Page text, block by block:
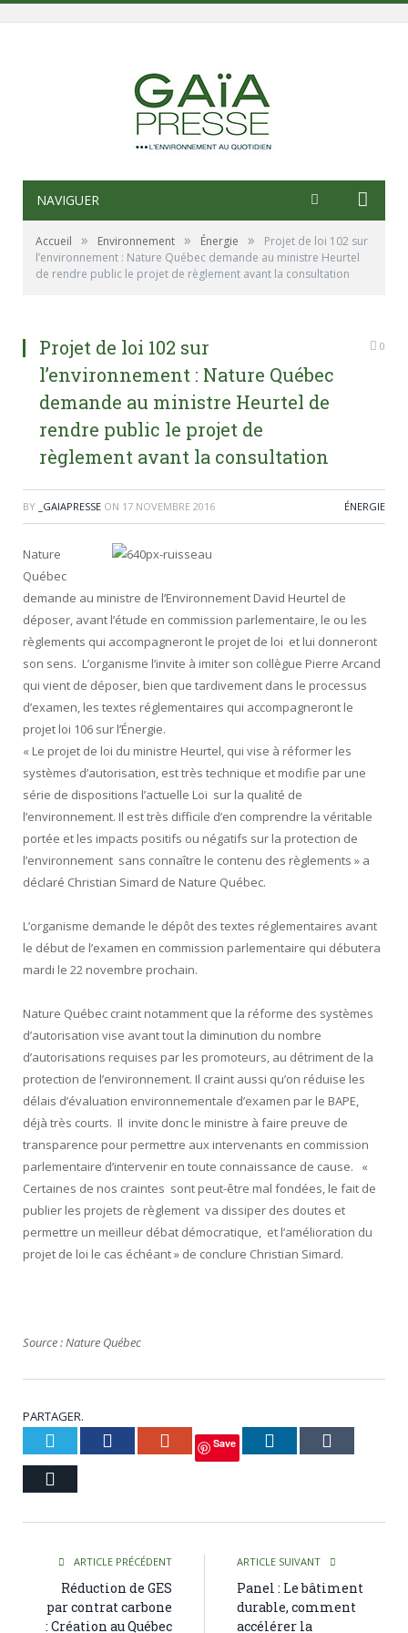
NAVIGUER
Accueil » Environnement » Énergie »
Projet de loi 102 sur
l’environnement : Nature Québec demande au ministre Heurtel
de rendre public le projet de règlement avant la consultation
Projet de loi 102 sur
l’environnement : Nature Québec
demande au ministre Heurtel de
rendre public le projet de
règlement avant la consultation
0
BY _GAIAPRESSE ON 17 NOVEMBRE 2016 ÉNERGIE
Nature
Québec
demande au ministre de l’Environnement David Heurtel de
déposer, avant l’étude en commission parlementaire, le ou les
règlements qui accompagneront le projet de loi et lui donneront
son sens. L’organisme l’invite à imiter son collègue Pierre Arcand
qui vient de déposer, bien que tardivement dans le processus
d’examen, les textes réglementaires qui accompagneront le
projet loi 106 sur l’Énergie.
« Le projet de loi du ministre Heurtel, qui vise à réformer les
systèmes d’autorisation, est très technique et modifie par une
série de dispositions l’actuelle Loi sur la qualité de
l’environnement. Il est très difficile d’en comprendre la véritable
portée et les impacts positifs ou négatifs sur la protection de
l’environnement sans connaître le contenu des règlements » a
déclaré Christian Simard de Nature Québec.
L’organisme demande le dépôt des textes réglementaires avant
le début de l’examen en commission parlementaire qui débutera
mardi le 22 novembre prochain.
Nature Québec craint notamment que la réforme des systèmes
d’autorisation vise avant tout la diminution du nombre
d’autorisations requises par les promoteurs, au détriment de la
protection de l’environnement. Il craint aussi qu’on réduise les
délais d’évaluation environnementale d’examen par le BAPE,
déjà très courts. Il invite donc le ministre à faire preuve de
transparence pour permettre aux intervenants en commission
parlementaire d’intervenir en toute connaissance de cause. «
Certaines de nos craintes sont peut-être mal fondées, le fait de
publier les projets de règlement va dissiper des doutes et
permettre un meilleur débat démocratique, et l’amélioration du
projet de loi le cas échéant » de conclure Christian Simard.
Source : Nature Québec
PARTAGER.
Twitter Facebook Google+
Save LinkedIn
ARTICLE PRÉCÉDENT
Réduction de GES
par contrat carbone
: Création au Québec
ARTICLE SUIVANT
Panel : Le bâtiment
durable, comment
accélérer la